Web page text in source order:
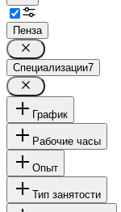
Пенза
Специализации7
График
Рабочие часы
Опыт
Тип занятости